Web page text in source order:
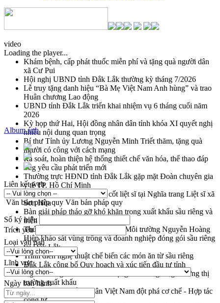
video
Loading the player...
Khám bệnh, cấp phát thuốc miễn phí và tặng quà người dân
xã Cư Pui
Hội nghị UBND tỉnh Đắk Lắk thường kỳ tháng 7/2026
Lễ truy tặng danh hiệu “Bà Mẹ Việt Nam Anh hùng” và trao
Huân chương Lao động
UBND tỉnh Đắk Lắk triển khai nhiệm vụ 6 tháng cuối năm
2026
Kỳ họp thứ Hai, Hội đồng nhân dân tỉnh khóa XI quyết nghị
nhiều nội dung quan trọng
Bí thư Tỉnh ủy Lương Nguyễn Minh Triết thăm, tặng quà
người có công với cách mạng
Rà soát, hoàn thiện hệ thống thiết chế văn hóa, thể thao đáp
ứng yêu cầu phát triển mới
Thường trực HĐND tỉnh Đắk Lắk gặp mặt Đoàn chuyên gia
y tế TP. Hồ Chí Minh
Lễ truy điệu và an táng hài cốt liệt sĩ tại Nghĩa trang Liệt sĩ xã
Sơn Hòa
Bàn giải pháp tháo gỡ khó khăn trong xuất khẩu sầu riêng và
triển khai quy định EUDR
Thứ trưởng Bộ Nông nghiệp và Môi trường Nguyễn Hoàng
Hiệp khảo sát vùng trồng và doanh nghiệp đóng gói sầu riêng
tại Đắk Lắk
Trình diễn nghệ thuật chế biến các món ăn từ sầu riêng
Đắk Lắk công bố Quy hoạch và xúc tiến đầu tư tỉnh
Ngành cá ngừ Đắk Lắk chủ động thích ứng để giữ vững thị
trường xuất khẩu
Diễn đàn Kinh tế tư nhân Việt Nam đột phá cơ chế - Hợp tác
công tư
Album ảnh
Liên kết web
Văn bản pháp quy Văn bản pháp quy
Số ký hiệu
Trích yếu
Loại văn bản
Lĩnh vực
Ngày ban hành